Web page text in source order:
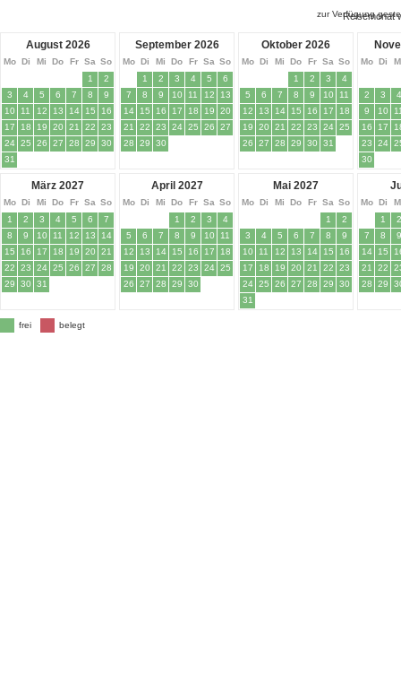
zur Verfügung
Reisemonat
August 2026
Mo Di Mi Do Fr Sa So
1
2
3
4 5 6 7 8
9
10
11 12 13 14 15
16
17
18 19 20 21 22
23
24 25 26 27 28 29
30
31
September 2026
Mo Di Mi Do Fr Sa So
1
2 3 4 5
6
7
8 9 10 11 12
13
14
15 16 17 18 19
20
21
22 23 24 25 26
27
28
29 30
Oktober 2026
Mo Di Mi Do Fr Sa So
1
2 3
4
5
6 7 8 9 10
11
12
13 14 15 16 17
18
19
20 21 22 23 24 25
26
27 28 29 30 31
Mo Di
2 3
4
9
10
16
17
23
24
30
März 2027
Mo Di Mi Do Fr Sa So
1
2 3 4 5 6
7
8
9 10 11 12 13
14
15
16 17 18 19 20
21
22
23 24 25 26 27
28
29
30 31
April 2027
Mo Di Mi Do Fr Sa So
1
2 3
4
5
6 7 8 9 10
11
12
13 14 15 16 17
18
19
20 21 22 23 24 25
26
27 28 29 30
Mai 2027
Mo Di Mi Do Fr Sa So
1
2
3
4 5 6 7 8
9
10
11 12 13 14 15
16
17
18 19 20 21 22
23
24 25 26 27 28 29
30
31
Mo Di
1
2
7
8
9
14
15
21
22
28
29
frei belegt